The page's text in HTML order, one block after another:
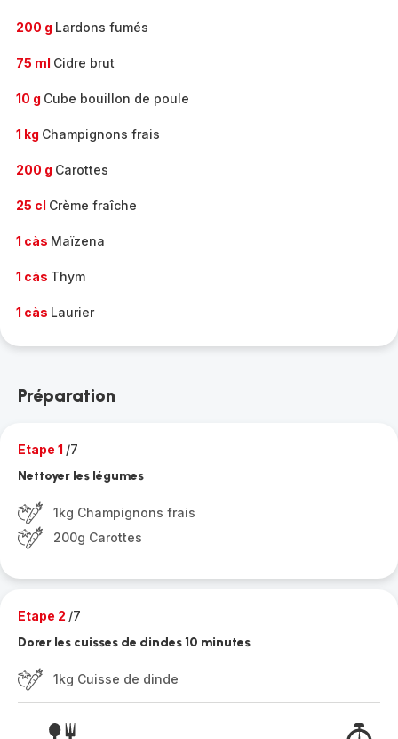
200 g Lardons fumés
75 ml Cidre brut
10 g Cube bouillon de poule
1 kg Champignons frais
200 g Carottes
25 cl Crème fraîche
1 càs Maïzena
1 càs Thym
1 càs Laurier
Préparation
Etape 1 /7
Nettoyer les légumes
1kg Champignons frais
200g Carottes
Etape 2 /7
Dorer les cuisses de dindes 10 minutes
1kg Cuisse de dinde